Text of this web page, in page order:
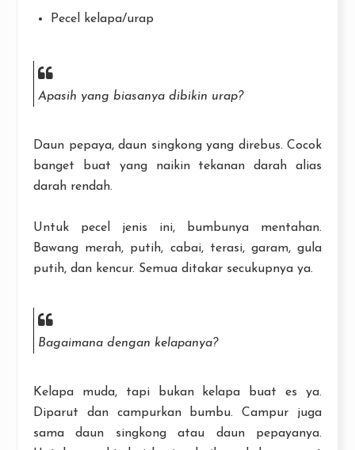
Pecel kelapa/urap
Apasih yang biasanya dibikin urap?
Daun pepaya, daun singkong yang direbus. Cocok
banget buat yang naikin tekanan darah alias
darah rendah.
Untuk pecel jenis ini, bumbunya mentahan.
Bawang merah, putih, cabai, terasi, garam, gula
putih, dan kencur. Semua ditakar secukupnya ya.
Bagaimana dengan kelapanya?
Kelapa muda, tapi bukan kelapa buat es ya.
Diparut dan campurkan bumbu. Campur juga
sama daun singkong atau daun pepayanya.